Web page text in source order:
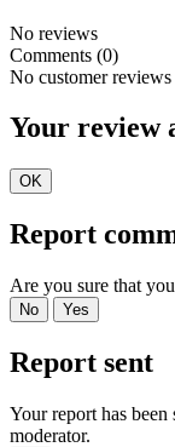
No reviews
Comments (0)
No customer
Your review
OK
Report
Are you sure that
No Yes
Report sent
Your report has
moderator.